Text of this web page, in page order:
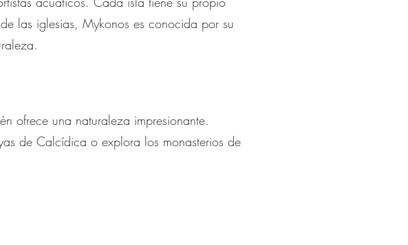
las iglesias, Mykonos es conocida por su
ofrece una naturaleza impresionante.
de Calcídica o explora los monasterios de